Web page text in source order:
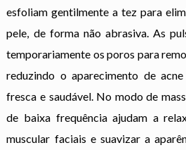
esfoliam gentilmente a tez para
pele, de forma não abrasiva. As
temporariamente os poros para
reduzindo o aparecimento de
fresca e saudável. No modo de
de baixa frequência ajudam a
muscular faciais e suavizar a